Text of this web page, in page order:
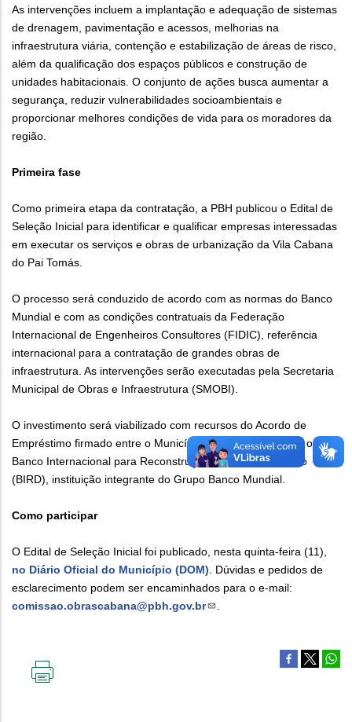
As intervenções incluem a implantação e adequação de sistemas
de drenagem, pavimentação e acessos, melhorias na
infraestrutura viária, contenção e estabilização de áreas de risco,
além da qualificação dos espaços públicos e construção de
unidades habitacionais. O conjunto de ações busca aumentar a
segurança, reduzir vulnerabilidades socioambientais e
proporcionar melhores condições de vida para os moradores da
região.
Primeira fase
Como primeira etapa da contratação, a PBH publicou o Edital de
Seleção Inicial para identificar e qualificar empresas interessadas
em executar os serviços e obras de urbanização da Vila Cabana
do Pai Tomás.
O processo será conduzido de acordo com as normas do Banco
Mundial e com as condições contratuais da Federação
Internacional de Engenheiros Consultores (FIDIC), referência
internacional para a contratação de grandes obras de
infraestrutura. As intervenções serão executadas pela Secretaria
Municipal de Obras e Infraestrutura (SMOBI).
O investimento será viabilizado com recursos do Acordo de
Empréstimo firmado entre o Município de Belo Horizonte e o
Banco Internacional para Reconstrução e Desenvolvimento
(BIRD), instituição integrante do Grupo Banco Mundial.
Como participar
O Edital de Seleção Inicial foi publicado, nesta quinta-feira (11),
no Diário Oficial do Município (DOM). Dúvidas e pedidos de
esclarecimento podem ser encaminhados para o e-mail:
comissao.obrascabana@pbh.gov.br
.